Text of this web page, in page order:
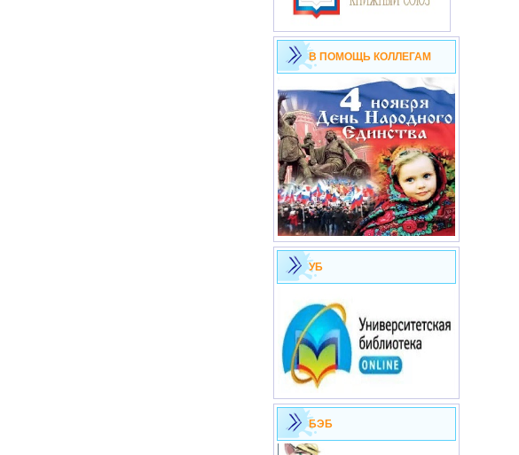
В ПОМОЩЬ КОЛЛЕГАМ
УБ
БЭБ